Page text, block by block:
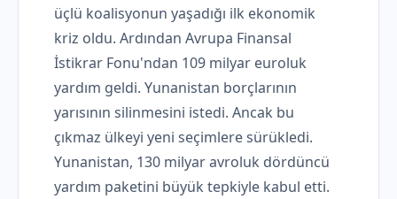
üçlü koalisyonun yaşadığı ilk ekonomik
kriz oldu. Ardından Avrupa Finansal
İstikrar Fonu'ndan 109 milyar euroluk
yardım geldi. Yunanistan borçlarının
yarısının silinmesini istedi. Ancak bu
çıkmaz ülkeyi yeni seçimlere sürükledi.
Yunanistan, 130 milyar avroluk dördüncü
yardım paketini büyük tepkiyle kabul etti.